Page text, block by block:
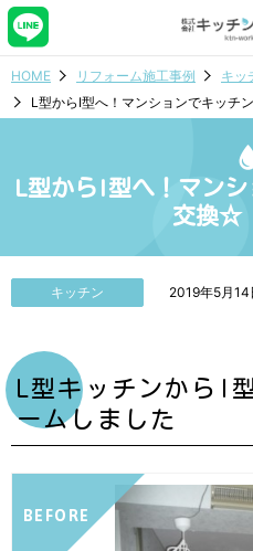
HOME リフォーム施工事例
キッ
L型からI型へ！マンションでキッチ
L型からI型へ！マン
交換☆
キッチン 2019年5月14
L型キッチンからI
ームしました
BEFORE